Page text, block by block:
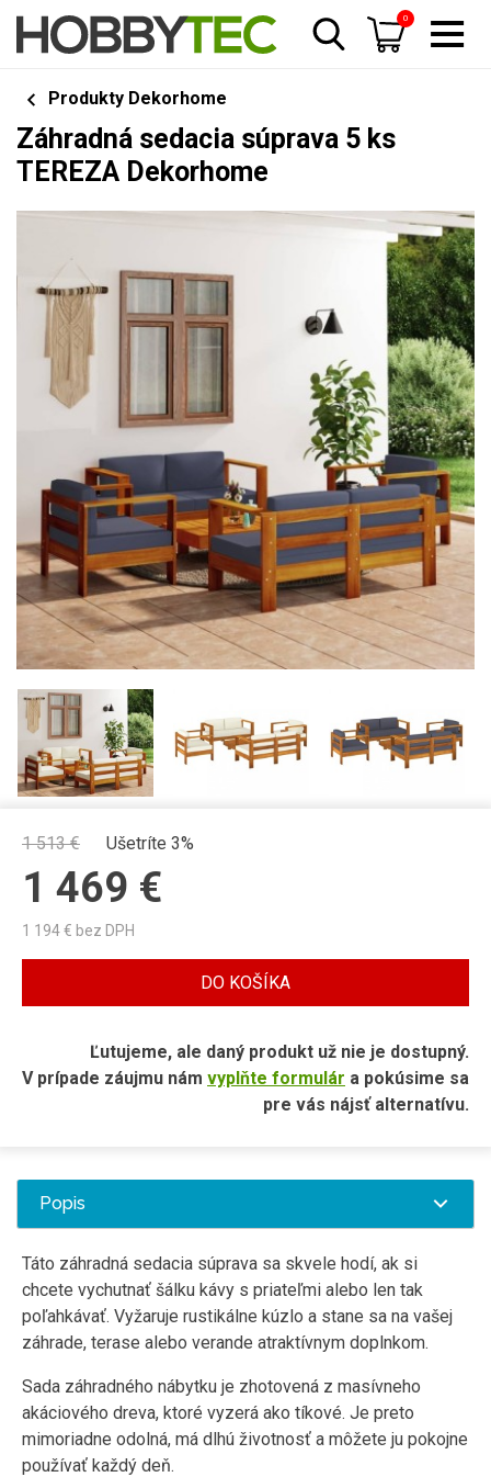
0
Produkty Dekorhome
Záhradná sedacia súprava 5 ks
TEREZA Dekorhome
1 513€ Ušetríte 3%
1 469 €
1 194€ bez DPH
DO KOŠÍKA
Ľutujeme, ale daný produkt už nie je dostupný.
V prípade záujmu nám vyplňte formulár a pokúsime sa
pre vás nájsť alternatívu.
Popis
Táto záhradná sedacia súprava sa skvele hodí, ak si
chcete vychutnať šálku kávy s priateľmi alebo len tak
poľahkávať. Vyžaruje rustikálne kúzlo a stane sa na vašej
záhrade, terase alebo verande atraktívnym doplnkom.
Sada záhradného nábytku je zhotovená z masívneho
akáciového dreva, ktoré vyzerá ako tíkové. Je preto
mimoriadne odolná, má dlhú životnosť a môžete ju pokojne
používať každý deň.